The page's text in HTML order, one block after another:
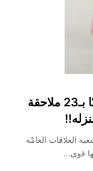
مفرزة زحلة القضائية توقف مطلوبًا بـ23 ملاحقة
العلاقات العامّة
قوى…